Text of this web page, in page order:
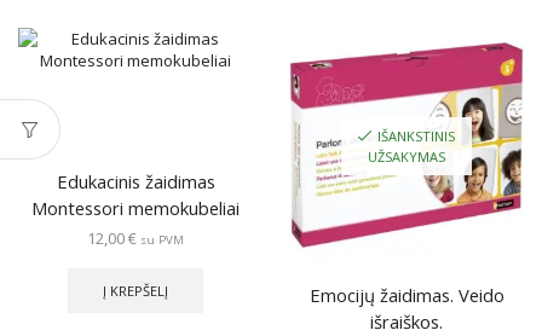
Edukacinis žaidimas
Montessori memokubeliai
12,00€ su PVM
Į KREPŠELĮ
IŠANKSTINIS
UŽSAKYMAS
Emocijų žaidimas. Veido
išraiškos.